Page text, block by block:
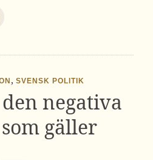
, SVENSK POLITIK
negativa
gäller